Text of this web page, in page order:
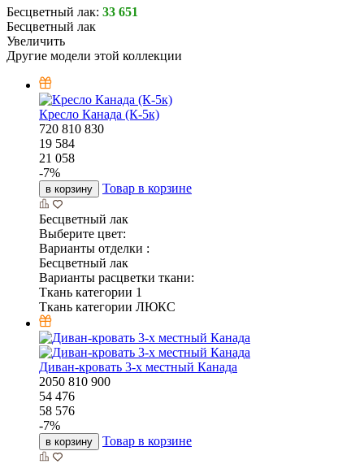
Бесцветный лак: 33 651
Бесцветный лак
Увеличить
Другие модели этой коллекции
Кресло Канада (К-5к)
720 810 830
19 584
21 058
-7%
в корзину Товар в корзине
Бесцветный лак
Выберите цвет:
Варианты отделки :
Бесцветный лак
Варианты расцветки ткани:
Ткань категории 1
Ткань категории ЛЮКС
Диван-кровать 3-х местный Канада
2050 810 900
54 476
58 576
-7%
в корзину Товар в корзине